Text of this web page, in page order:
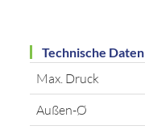
Technische Daten
Max. Druck
Außen-Ø